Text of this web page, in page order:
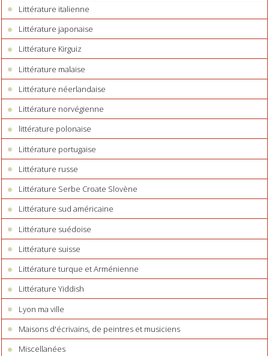
Littérature italienne
Littérature japonaise
Littérature Kirguiz
Littérature malaise
Littérature néerlandaise
Littérature norvégienne
littérature polonaise
Littérature portugaise
Littérature russe
Littérature Serbe Croate Slovène
Littérature sud américaine
Littérature suédoise
Littérature suisse
Littérature turque et Arménienne
Littérature Yiddish
Lyon ma ville
Maisons d'écrivains, de peintres et musiciens
Miscellanées